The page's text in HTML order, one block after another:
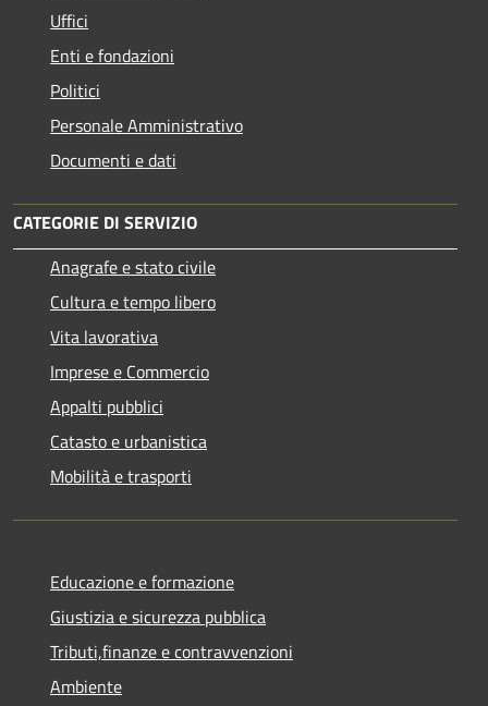
Uffici
Enti e fondazioni
Politici
Personale Amministrativo
Documenti e dati
CATEGORIE DI SERVIZIO
Anagrafe e stato civile
Cultura e tempo libero
Vita lavorativa
Imprese e Commercio
Appalti pubblici
Catasto e urbanistica
Mobilità e trasporti
Educazione e formazione
Giustizia e sicurezza pubblica
Tributi,finanze e contravvenzioni
Ambiente